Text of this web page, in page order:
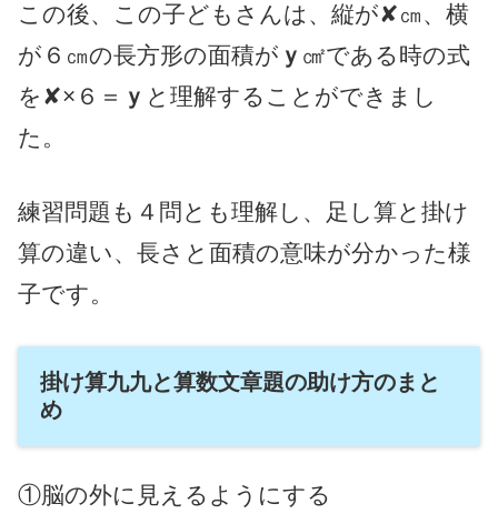
この後、この子どもさんは、縦が✘㎝、横
が６㎝の長方形の面積が ｙ ㎠である時の式
を✘×６＝ ｙ と理解することができまし
た。
練習問題も４問とも理解し、足し算と掛け
算の違い、長さと面積の意味が分かった様
子です。
掛け算九九と算数文章題の助け方のまと
め
①脳の外に見えるようにする